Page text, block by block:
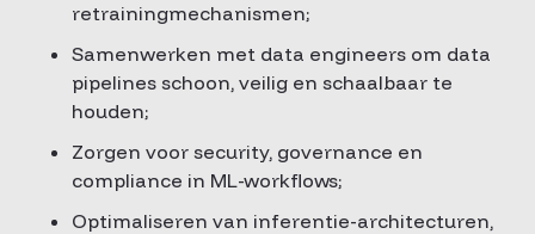
retrainingmechanismen;
Samenwerken met data engineers om data
pipelines schoon, veilig en schaalbaar te
houden;
Zorgen voor security, governance en
compliance in ML-workflows;
Optimaliseren van inferentie-architecturen,